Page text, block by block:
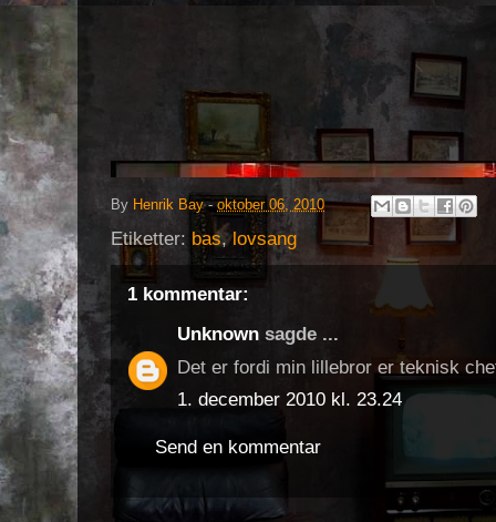
By Henrik Bay -oktober 06, 2010
Etiketter: bas,lovsang
1 kommentar:
Unknown sagde ...
Det er fordi min lillebror er teknisk
1. december 2010 kl. 23.24
Send en kommentar